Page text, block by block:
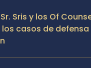
Sris y los Of
casos de defensa